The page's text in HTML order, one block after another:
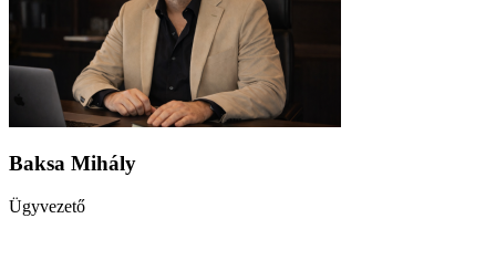
Baksa Mihály
Ügyvezető